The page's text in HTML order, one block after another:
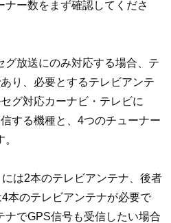
ナー数をまず確認してくださ
グ放送にのみ対応する場合、テ
り、必要とするテレビアンテ
グ対応カーナビ・テレビに
する機種と、4つのチューナー
は2本のテレビアンテナ、後者
4本のテレビアンテナが必要で
ナでGPS信号も受信したい場合